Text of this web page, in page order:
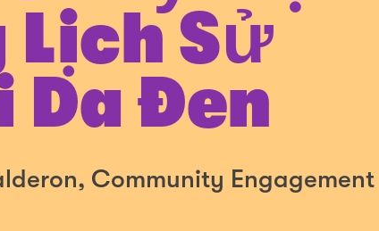
Lịch Sử
Da Đen
Community Engagement